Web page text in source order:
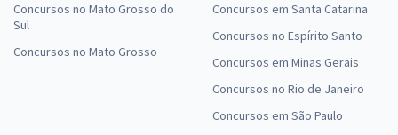
Concursos no Mato Grosso do
Sul
Concursos no Mato Grosso
Concursos em Santa Catarina
Concursos no Espírito Santo
Concursos em Minas Gerais
Concursos no Rio de Janeiro
Concursos em São Paulo